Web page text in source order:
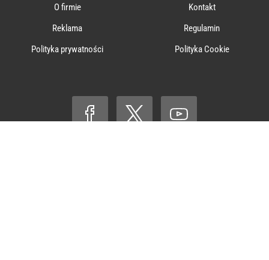
O firmie
Kontakt
Reklama
Regulamin
Polityka prywatności
Polityka Cookie